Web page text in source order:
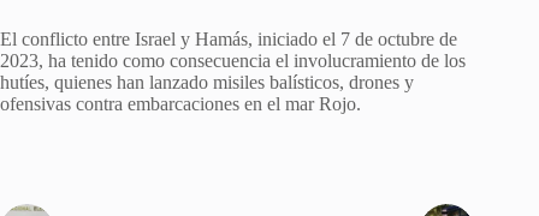
El conflicto entre Israel y Hamás, iniciado el 7 de octubre de
2023, ha tenido como consecuencia el involucramiento de los
hutíes, quienes han lanzado misiles balísticos, drones y
ofensivas contra embarcaciones en el mar Rojo.